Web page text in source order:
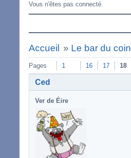
Vous n'êtes pas connecté.
Accueil » Le bar du coin
Pages 1 16 17 18
Ced
Ver de Éire